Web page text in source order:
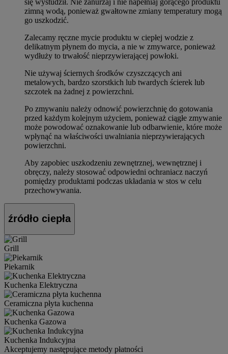
zimną wodą, ponieważ gwałtowne zmiany temperatury mogą
go uszkodzić.
Zalecamy ręczne mycie produktu w ciepłej wodzie z
delikatnym płynem do mycia, a nie w zmywarce, ponieważ
wydłuży to trwałość nieprzywierającej powłoki.
Nie używaj ściernych środków czyszczących ani
metalowych, bardzo szorstkich lub twardych ścierek lub
szczotek na żadnej z powierzchni.
Po zmywaniu należy odnowić powierzchnię do gotowania
przed każdym kolejnym użyciem, ponieważ ciągłe zmywanie
może powodować oznakowanie lub odbarwienie, które może
wpłynąć na właściwości uwalniania nieprzywierających
powierzchni.
Aby zapobiec uszkodzeniu zewnętrznej, wewnętrznej i
obręczy, należy stosować odpowiedni ochraniacz naczyń
pomiędzy produktami podczas układania w stos w celu
przechowywania.
źródło ciepła
Grill
Piekarnik
Kuchenka Elektryczna
Ceramiczna płyta kuchenna
Kuchenka Gazowa
Kuchenka Indukcyjna
Akceptujemy następujące metody płatności